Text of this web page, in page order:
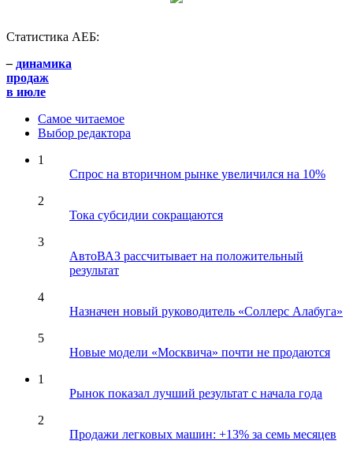
Статистика АЕБ:
– динамика
продаж
в июле
Самое читаемое
Выбор редактора
1
Спрос на вторичном рынке увеличился на 10%
2
Тока субсидии сокращаются
3
АвтоВАЗ рассчитывает на положительный
результат
4
Назначен новый руководитель «Соллерс Алабуга»
5
Новые модели «Москвича» почти не продаются
1
Рынок показал лучший результат с начала года
2
Продажи легковых машин: +13% за семь месяцев